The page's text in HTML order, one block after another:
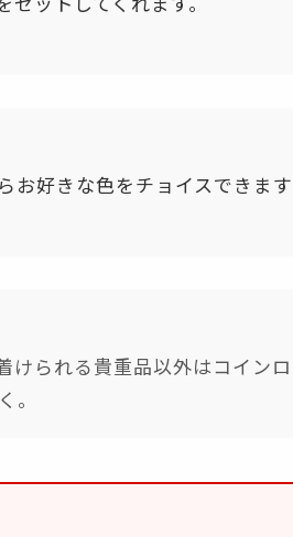
好きな色をチョイスできます
られる貴重品以外はコインロ